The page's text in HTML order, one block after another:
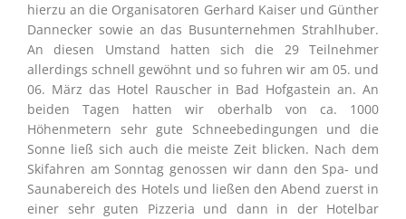
hierzu an die Organisatoren Gerhard Kaiser und Günther
Dannecker sowie an das Busunternehmen Strahlhuber.
An diesen Umstand hatten sich die 29 Teilnehmer
allerdings schnell gewöhnt und so fuhren wir am 05. und
06. März das Hotel Rauscher in Bad Hofgastein an. An
beiden Tagen hatten wir oberhalb von ca. 1000
Höhenmetern sehr gute Schneebedingungen und die
Sonne ließ sich auch die meiste Zeit blicken. Nach dem
Skifahren am Sonntag genossen wir dann den Spa- und
Saunabereich des Hotels und ließen den Abend zuerst in
einer sehr guten Pizzeria und dann in der Hotelbar